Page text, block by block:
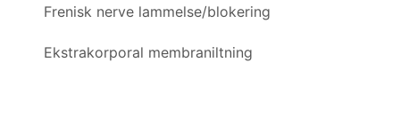
Frenisk nerve lammelse/blokering
Ekstrakorporal membraniltning